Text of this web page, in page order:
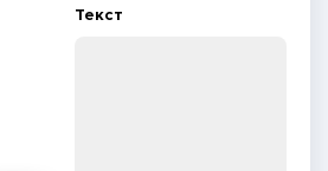
Текст